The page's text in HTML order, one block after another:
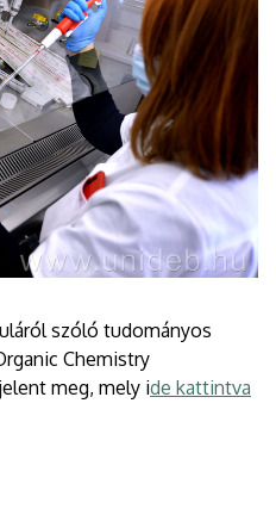
szóló tudományos
Chemistry
meg, mely ide kattintva